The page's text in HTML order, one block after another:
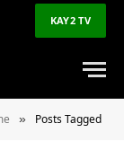
KAY2 TV
» Posts Tagged "پاکستانی گٹارسٹ"